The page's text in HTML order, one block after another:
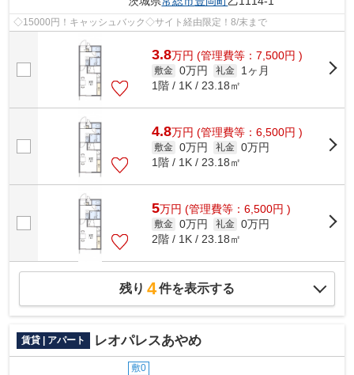
◇15000円！キャッシュバック◇サイト経由限定！8/末まで
3.8万円 (管理費等：7,500円 )
敷金 0万円 礼金
1ヶ月
1階 / 1K / 23.18㎡
4.8万円 (管理費等：6,500円 )
敷金 0万円 礼金 0万円
1階 / 1K / 23.18㎡
5万円 (管理費等：6,500円 )
敷金 0万円 礼金 0万円
2階 / 1K / 23.18㎡
残り 4件を表示する
賃貸 | アパート レオパレスあやめ
敷0